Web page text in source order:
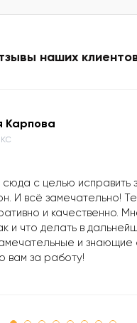
наших
Карпова
с целью исправить
И всё замечательно!
и качественно.
и что делать в
и знающие
вам за работу!